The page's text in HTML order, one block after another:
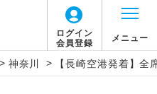
ログイン
会員登録
メニュー
> 神奈川 > 【長崎空港発着】
いて】
使用料は含まれてお
説明